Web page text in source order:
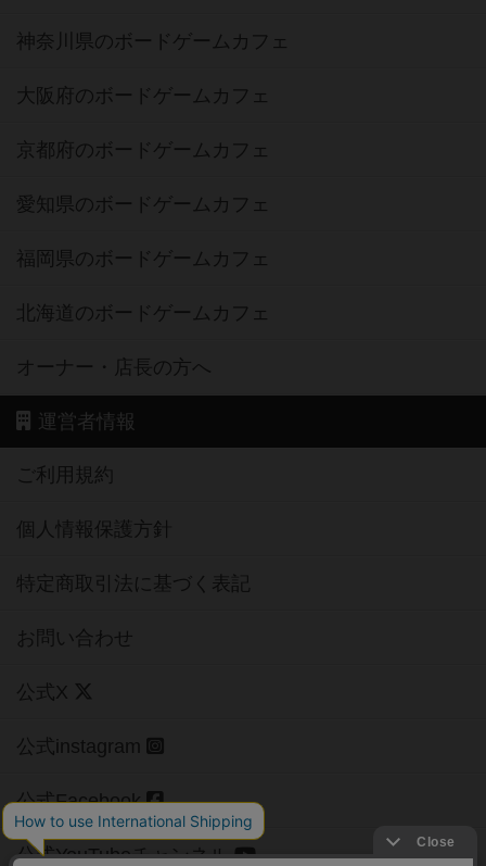
神奈川県のボードゲームカフェ
大阪府のボードゲームカフェ
京都府のボードゲームカフェ
愛知県のボードゲームカフェ
福岡県のボードゲームカフェ
北海道のボードゲームカフェ
オーナー・店長の方へ
運営者情報
ご利用規約
個人情報保護方針
特定商取引法に基づく表記
お問い合わせ
公式X
公式instagram
公式Facebook
公式YouTubeチャンネル